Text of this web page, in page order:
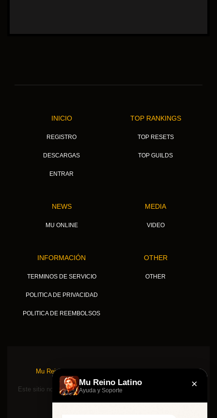
INICIO
REGISTRO
DESCARGAS
ENTRAR
TOP RANKINGS
TOP RESETS
TOP GUILDS
NEWS
MU ONLINE
MEDIA
VIDEO
INFORMACIÓN
TERMINOS DE SERVICIO
POLITICA DE PRIVACIDAD
POLITICA DE REEMBOLSOS
OTHER
OTHER
Mu Reino Latino © 2026, TODOS LOS DERECHOS
RESERVADOS.
Este sitio no está asociado ni respaldado de ninguna manera por
Mu Reino Latino
Ayuda y Soporte ×